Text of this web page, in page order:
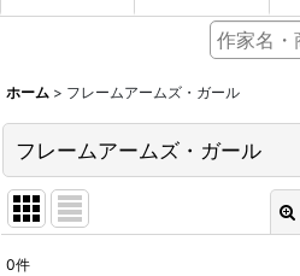
ホーム > フレームアームズ・ガール
フレームアームズ・ガール
0件